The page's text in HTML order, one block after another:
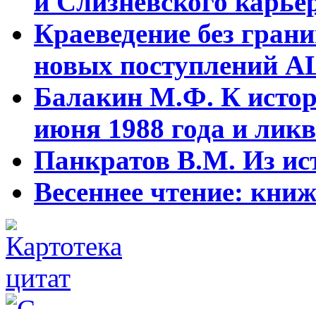
Краеведение без
новых поступлений
Балакин М.Ф. К
июня 1988 года и
Панкратов В.М. Из
Весеннее чтение: